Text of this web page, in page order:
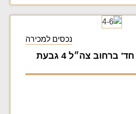
נכסים למכירה
למכירה: דירת 5 חד' ברחוב צה״ל 4 גבעת